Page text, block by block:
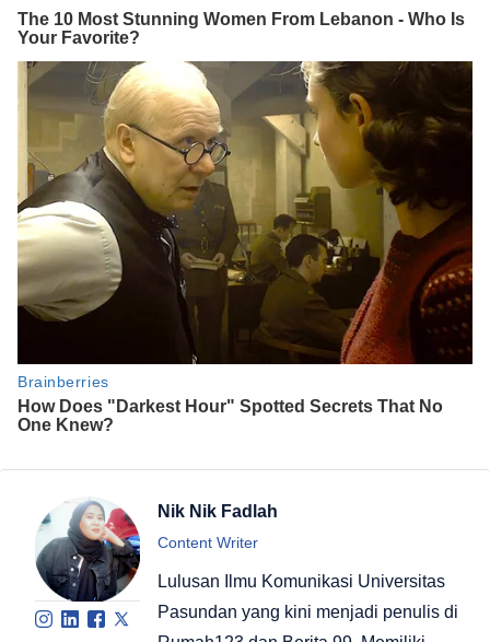
Nik Nik Fadlah
Content Writer
Lulusan Ilmu Komunikasi Universitas
Pasundan yang kini menjadi penulis di